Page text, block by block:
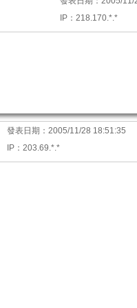
IP ： 218.170.*.*
發表日期： 2005/11/28 18:51:35
IP ： 203.69.*.*